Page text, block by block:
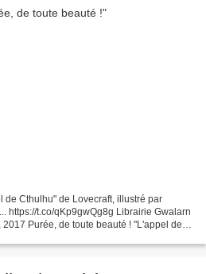
de Cthulhu" de Lovecraft, illustré par
https://t.co/qKp9gwQg8g Librairie Gwalarn
Purée, de toute beauté ! "L'appel de